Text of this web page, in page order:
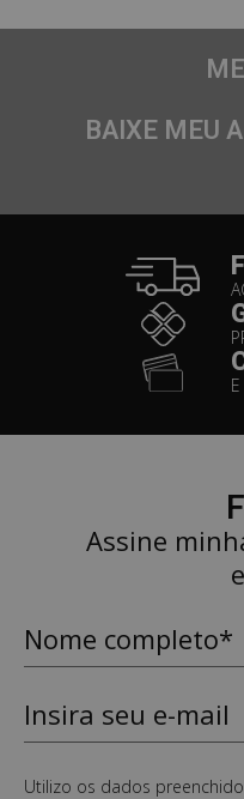
BAIXE MEU
Assine
Utilizo os dados